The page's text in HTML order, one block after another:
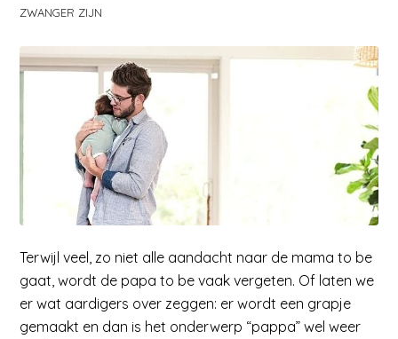
ZWANGER ZIJN
Terwijl veel, zo niet alle aandacht naar de mama to be
gaat, wordt de papa to be vaak vergeten. Of laten we
er wat aardigers over zeggen: er wordt een grapje
gemaakt en dan is het onderwerp “pappa” wel weer